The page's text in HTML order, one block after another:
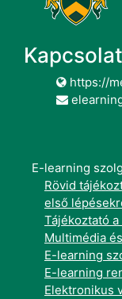
Kapcsolat
https://
E-learning
Rövid
első
Tájékoztató
Multimédia
E-learning
E-learning
Elektronikus